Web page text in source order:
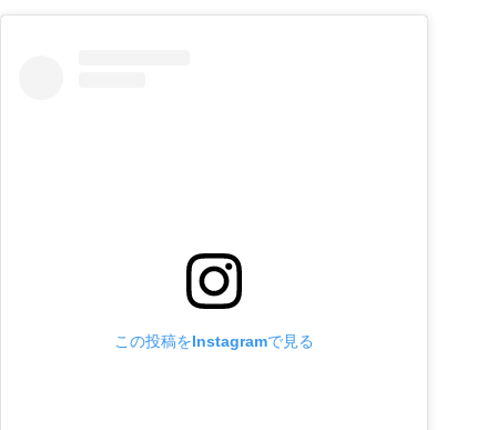
この投稿をInstagramで見る